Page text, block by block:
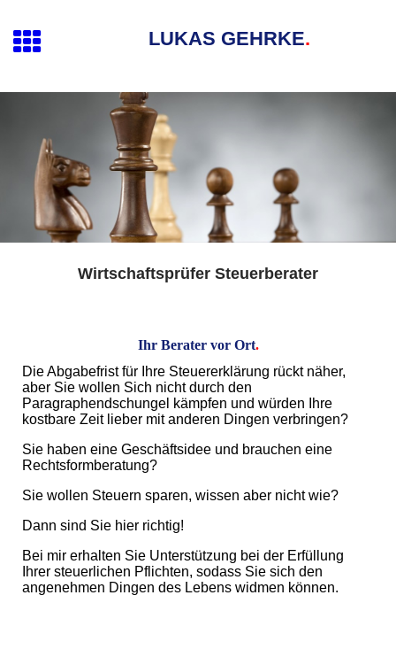
LUKAS GEHRKE.
Wirtschaftsprüfer Steuerberater
Ihr Berater vor Ort.
Die Abgabefrist für Ihre Steuererklärung rückt näher,
aber Sie wollen Sich nicht durch den
Paragraphendschungel kämpfen und würden Ihre
kostbare Zeit lieber mit anderen Dingen verbringen?​
Sie haben eine Geschäftsidee und brauchen eine
Rechtsformberatung?​
Sie wollen Steuern sparen, wissen aber nicht wie?​
Dann sind Sie hier richtig!
Bei mir erhalten Sie Unterstützung bei der Erfüllung
Ihrer steuerlichen Pflichten, sodass Sie sich den
angenehmen Dingen des Lebens widmen können.​